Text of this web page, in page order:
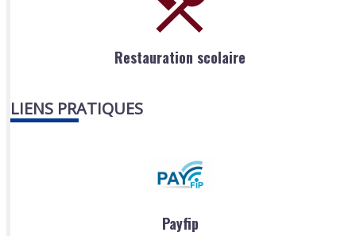
Restauration scolaire
LIENS PRATIQUES
Payfip